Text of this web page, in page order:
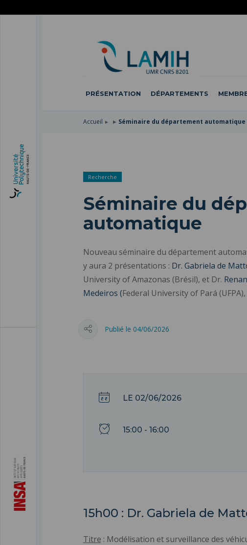
PRÉSENTATION DÉPARTEMENTS
Accueil Séminaire du département automatique
Recherche
Séminaire du
automatique
Nouveau séminaire du département
y aura 2 présentations : Dr. Gabriela de
University of Amazonas (Brésil), et Dr.
Medeiros (Federal University of Pará
Publié le 04/06/2026
LE 02/06/2026
15:00 - 16:00
15h00 : Dr. Gabriela de
Titre : Modélisation et surveillance des